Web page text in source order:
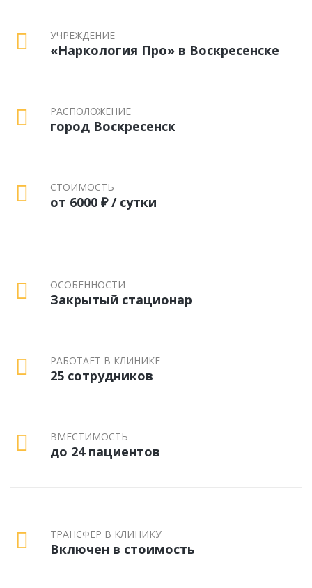
УЧРЕЖДЕНИЕ
«Наркология Про» в Воскресенске
РАСПОЛОЖЕНИЕ
город Воскресенск
СТОИМОСТЬ
от 6000 ₽ / сутки
ОСОБЕННОСТИ
Закрытый стационар
РАБОТАЕТ В КЛИНИКЕ
25 сотрудников
ВМЕСТИМОСТЬ
до 24 пациентов
ТРАНСФЕР В КЛИНИКУ
Включен в стоимость